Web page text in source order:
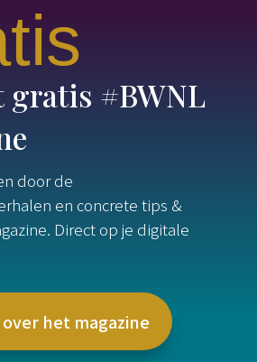
gratis #BWNL
door de
en concrete tips &
Direct op je digitale
het magazine